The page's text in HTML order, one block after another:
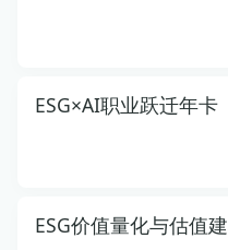
ESG×AI职业跃迁年卡
ESG价值量化与估值